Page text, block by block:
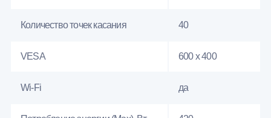
Количество точек касания 40
VESA 600 x 400
Wi-Fi да